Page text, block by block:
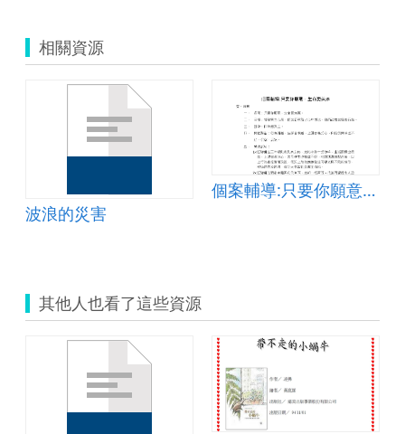
相關資源
波浪的災害
個案輔導:只要你願意，生命更美麗
其他人也看了這些資源